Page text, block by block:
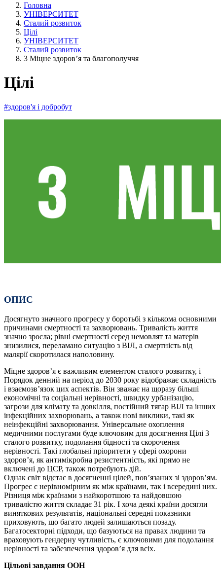
Головна
УНІВЕРСИТЕТ
Сталий розвиток
Цілі
УНІВЕРСИТЕТ
Сталий розвиток
3 Міцне здоров’я та благополуччя
Цілі
#здоров'я і добробут
ОПИС
Досягнуто значного прогресу у боротьбі з кількома основними
причинами смертності та захворювань. Тривалість життя
значно зросла; рівні смертності серед немовлят та матерів
знизилися, переламано ситуацію з ВІЛ, а смертність від
малярії скоротилася наполовину.
Міцне здоров’я є важливим елементом сталого розвитку, і
Порядок денний на період до 2030 року відображає складність
і взаємозв’язок цих аспектів. Він зважає на щоразу більші
економічні та соціальні нерівності, швидку урбанізацію,
загрози для клімату та довкілля, постійний тягар ВІЛ та інших
інфекційних захворювань, а також нові виклики, такі як
неінфекційні захворювання. Універсальне охоплення
медичними послугами буде ключовим для досягнення Цілі 3
сталого розвитку, подолання бідності та скорочення
нерівності. Такі глобальні пріоритети у сфері охорони
здоров’я, як антимікробна резистентність, які прямо не
включені до ЦСР, також потребують дій.
Однак світ відстає в досягненні цілей, пов’язаних зі здоров’ям.
Прогрес є нерівномірним як між країнами, так і всередині них.
Різниця між країнами з найкоротшою та найдовшою
тривалістю життя складає 31 рік. І хоча деякі країни досягли
виняткових результатів, національні середні показники
приховують, що багато людей залишаються позаду.
Багатосекторні підходи, що базуються на правах людини та
враховують гендерну чутливість, є ключовими для подолання
нерівності та забезпечення здоров’я для всіх.
Цільові завдання ООН